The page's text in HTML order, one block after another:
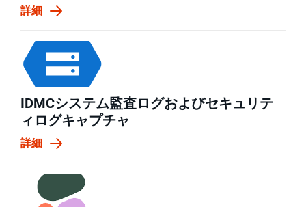
詳細
IDMCシステム監査ログおよびセキュリテ
ィログキャプチャ
詳細